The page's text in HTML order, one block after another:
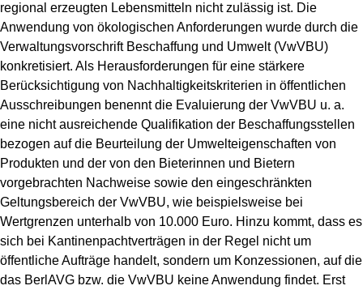
regional erzeugten Lebensmitteln nicht zulässig ist. Die
Anwendung von ökologischen Anforderungen wurde durch die
Verwaltungsvorschrift Beschaffung und Umwelt (VwVBU)
konkretisiert. Als Herausforderungen für eine stärkere
Berücksichtigung von Nachhaltigkeitskriterien in öffentlichen
Ausschreibungen benennt die Evaluierung der VwVBU u. a.
eine nicht ausreichende Qualifikation der Beschaffungsstellen
bezogen auf die Beurteilung der Umwelteigenschaften von
Produkten und der von den Bieterinnen und Bietern
vorgebrachten Nachweise sowie den eingeschränkten
Geltungsbereich der VwVBU, wie beispielsweise bei
Wertgrenzen unterhalb von 10.000 Euro. Hinzu kommt, dass es
sich bei Kantinenpachtverträgen in der Regel nicht um
öffentliche Aufträge handelt, sondern um Konzessionen, auf die
das BerlAVG bzw. die VwVBU keine Anwendung findet. Erst